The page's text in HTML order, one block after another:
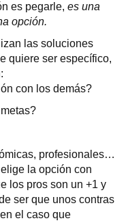
es pegarle, es una
opción.
las soluciones
quiere ser específico,
con los demás?
profesionales…
la opción con
los pros son un +1 y
ser que unos contras
el caso que